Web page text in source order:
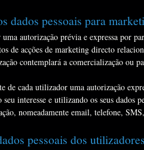
dados pessoais para
autorização prévia e expressa por
de acções de marketing directo
contemplará a comercialização ou
de cada utilizador uma autorização
seu interesse e utilizando os seus
nomeadamente email, telefone,
pessoais dos utilizadores